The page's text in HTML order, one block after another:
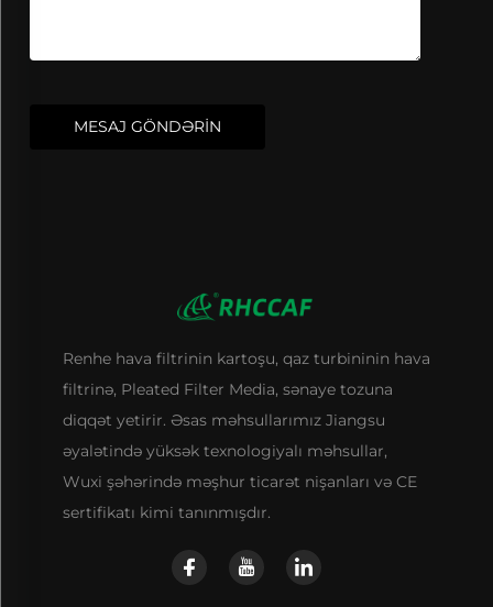
MESAJ GÖNDƏRİN
Renhe hava filtrinin kartoşu, qaz turbininin hava
filtrinə, Pleated Filter Media, sənaye tozuna
diqqət yetirir. Əsas məhsullarımız Jiangsu
əyalətində yüksək texnologiyalı məhsullar,
Wuxi şəhərində məşhur ticarət nişanları və CE
sertifikatı kimi tanınmışdır.